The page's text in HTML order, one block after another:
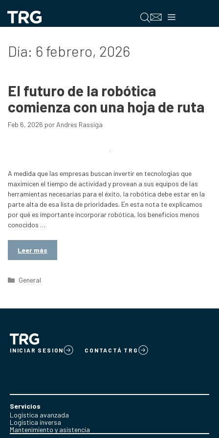
contenido
Menú
Día: 6 febrero, 2026
El futuro de la robótica
comienza con una hoja de ruta
Feb 6, 2026 por Andres Rassiga
A medida que las empresas buscan invertir en tecnologías que
maximicen el tiempo de actividad y provean a sus equipos de las
herramientas necesarias para el éxito, la robótica debe estar en la
parte alta de esa lista de prioridades. En esta nota te explicamos
por qué es importante incorporar robótica, los beneficios menos
conocidos …
Leer más
Categorías
General
INICIAR SESION CONTACTÁ TRG
Servicios
Logística avanzada
Logística inversa
Mantenimiento y asistencia